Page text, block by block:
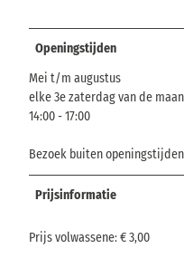
Openingstijden
Mei t/m augustus
elke 3e zaterdag van de
14:00 - 17:00
Bezoek buiten
Prijsinformatie
Prijs volwassene: € 3,00